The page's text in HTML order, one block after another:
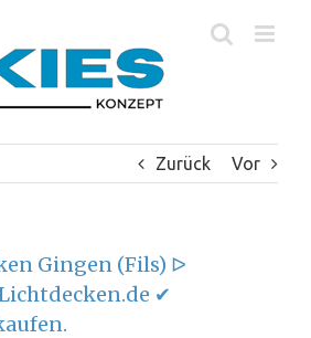
Zurück Vor
Gingen (Fils) ᐅ
✔